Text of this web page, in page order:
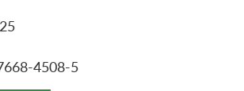
4508-5